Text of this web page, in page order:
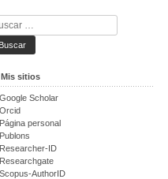
Mis sitios
Google Scholar
Orcid
Página personal
Publons
Researcher-ID
Researchgate
Scopus-AuthorID